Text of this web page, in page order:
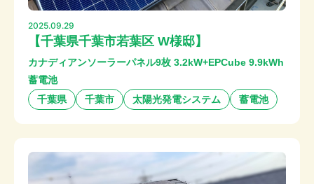
2025.09.29
【千葉県千葉市若葉区 W様邸】
カナディアンソーラーパネル9枚 3.2kW+EPCube 9.9kWh
蓄電池
千葉県
千葉市 太陽光発電システム 蓄電池